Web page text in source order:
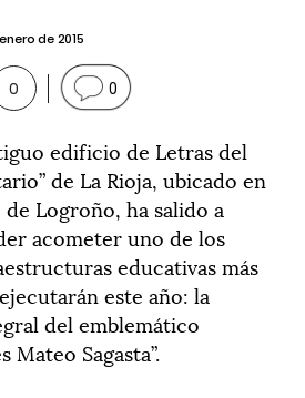
de 2015
0 0
edificio de Letras del
de La Rioja, ubicado en
Logroño, ha salido a
acometer uno de los
educativas más
este año: la
del emblemático
Mateo Sagasta”.